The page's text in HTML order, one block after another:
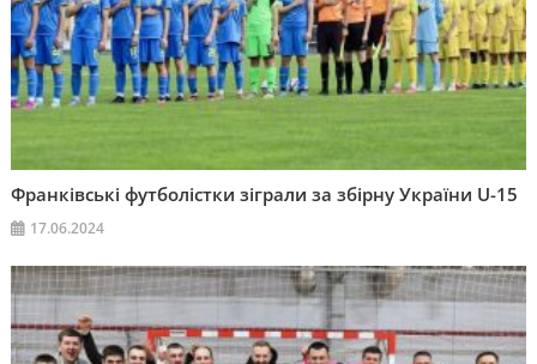
Франківські футболістки зіграли за збірну України U-15
17.06.2024